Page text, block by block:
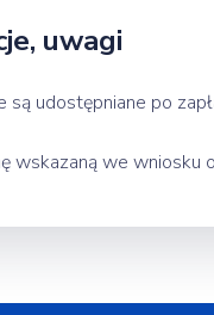
uwagi
udostępniane po
wskazaną we